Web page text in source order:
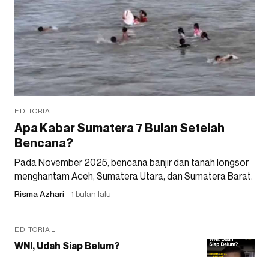
EDITORIAL
Apa Kabar Sumatera 7 Bulan Setelah
Bencana?
Pada November 2025, bencana banjir dan tanah longsor
menghantam Aceh, Sumatera Utara, dan Sumatera Barat.
Risma Azhari 1 bulan lalu
EDITORIAL
WNI, Udah Siap Belum?